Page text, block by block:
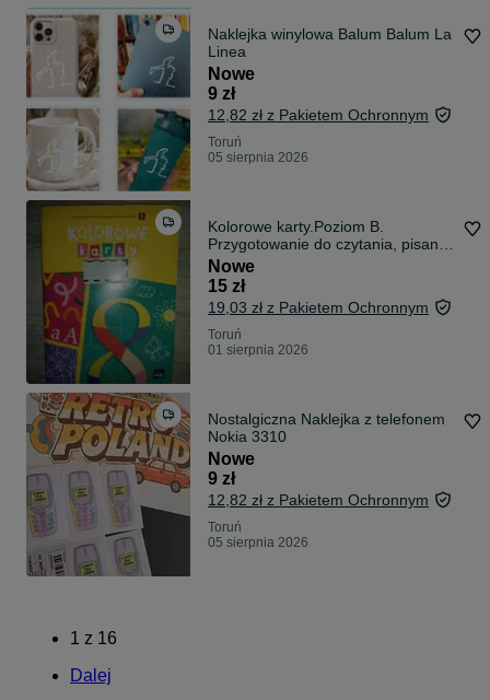
Naklejka winylowa Balum Balum La
Linea
Nowe
9 zł
12,82 zł z Pakietem Ochronnym
Toruń
05 sierpnia 2026
Kolorowe karty.Poziom B.
Przygotowanie do czytania, pisania
i liczenia
Nowe
15 zł
19,03 zł z Pakietem Ochronnym
Toruń
01 sierpnia 2026
Nostalgiczna Naklejka z telefonem
Nokia 3310
Nowe
9 zł
12,82 zł z Pakietem Ochronnym
Toruń
05 sierpnia 2026
1 z 16
Dalej